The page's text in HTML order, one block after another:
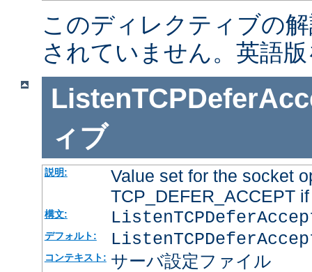
このディレクティブの
されていません。英語
ィブ
説明:
Value set for the socket
TCP_DEFER_ACCEPT
構文:
デフォルト:
コンテキスト: サーバ設定ファイル